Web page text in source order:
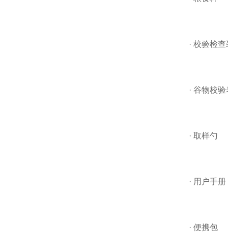
· 校验检
· 谷物校验
· 取样勺
· 用户手册
· 便携包